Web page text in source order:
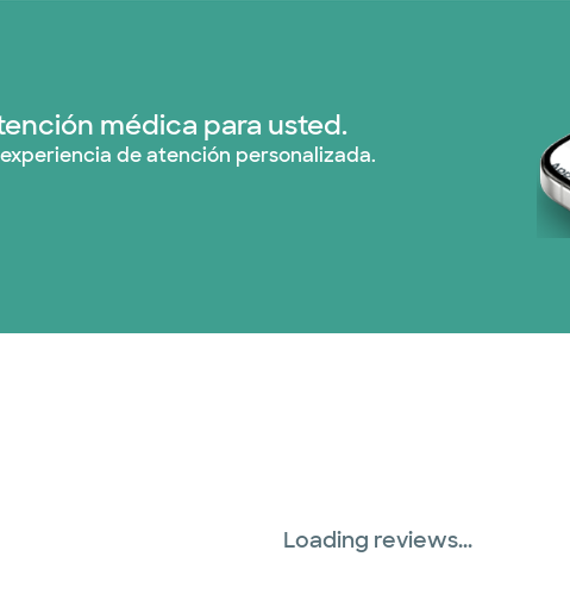
médica para usted.
de atención personalizada.
Loading reviews...